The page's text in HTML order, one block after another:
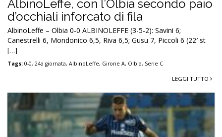
AlbinoLeffe, con l’Olbia secondo paio
d’occhiali inforcato di fila
AlbinoLeffe – Olbia 0-0 ALBINOLEFFE (3-5-2): Savini 6;
Canestrelli 6, Mondonico 6,5, Riva 6,5; Gusu 7, Piccoli 6 (22′ st
[…]
Tags: 0-0, 24a giornata, AlbinoLeffe, Girone A, Olbia, Serie C
LEGGI TUTTO